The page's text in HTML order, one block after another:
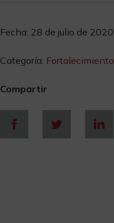
Fecha: 28 de julio de 2020
Categoría: Fortalecimiento
Compartir